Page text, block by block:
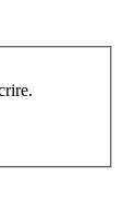
inscrire.